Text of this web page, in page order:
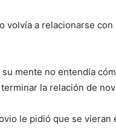
volvía a relacionarse
mente no entendía
la relación de
le pidió que se